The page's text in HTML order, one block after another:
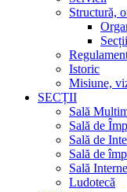
Structură,
Secții
Istoric
Misiune,
SECȚII
Sală
Sală de
Sală de
Sală de
Sală
Ludotecă